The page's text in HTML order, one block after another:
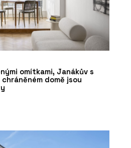
omítkami, Janákův s
domě jsou